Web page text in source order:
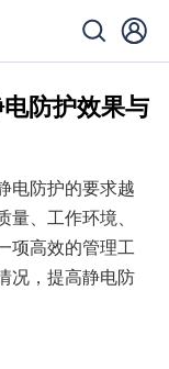
防护效果与
电防护的要求越
、工作环境、
项高效的管理工
况，提高静电防